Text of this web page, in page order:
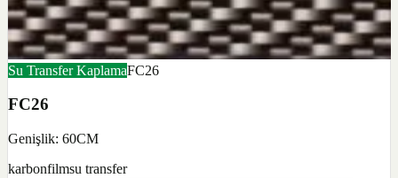
Su Transfer KaplamaFC26
FC26
Genişlik: 60CM
karbonfilmsu transfer